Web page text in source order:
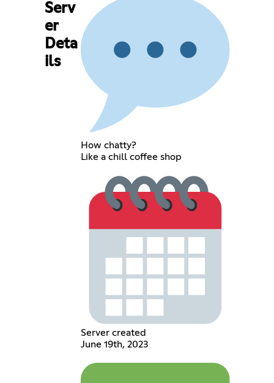
Serv
er
Deta
ils
How chatty?
Like a chill coffee shop
Server created
June 19th, 2023